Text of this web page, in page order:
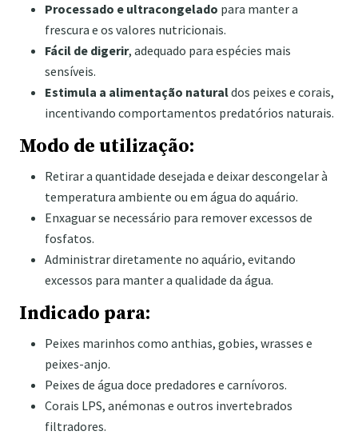
Processado e ultracongelado para manter a
frescura e os valores nutricionais.
Fácil de digerir, adequado para espécies mais
sensíveis.
Estimula a alimentação naturaldos peixes e corais,
incentivando comportamentos predatórios naturais.
Modo de utilização:
Retirar a quantidade desejada e deixar descongelar à
temperatura ambiente ou em água do aquário.
Enxaguar se necessário para remover excessos de
fosfatos.
Administrar diretamente no aquário, evitando
excessos para manter a qualidade da água.
Indicado para:
Peixes marinhos como anthias, gobies, wrasses e
peixes-anjo.
Peixes de água doce predadores e carnívoros.
Corais LPS, anémonas e outros invertebrados
filtradores.